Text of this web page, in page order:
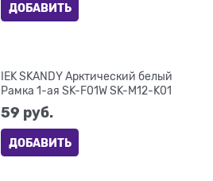
ДОБАВИТЬ
IEK SKANDY Арктический белый
Рамка 1-ая SK-F01W SK-M12-K01
59 руб.
ДОБАВИТЬ